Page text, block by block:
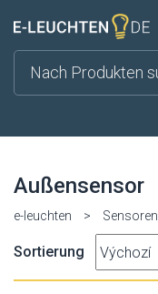
Außensensor
e-leuchten > Sensoren
Sortierung